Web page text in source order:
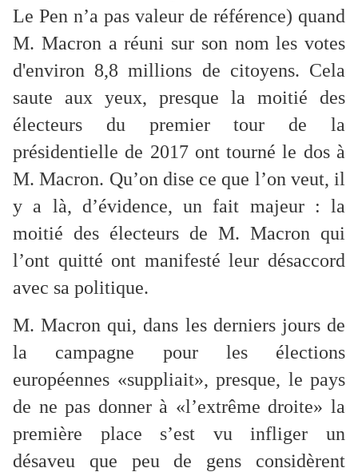
Le Pen n’a pas valeur de référence) quand
M. Macron a réuni sur son nom les votes
d'environ 8,8 millions de citoyens. Cela
saute aux yeux, presque la moitié des
électeurs du premier tour de la
présidentielle de 2017 ont tourné le dos à
M. Macron. Qu’on dise ce que l’on veut, il
y a là, d’évidence, un fait majeur : la
moitié des électeurs de M. Macron qui
l’ont quitté ont manifesté leur désaccord
avec sa politique.
M. Macron qui, dans les derniers jours de
la campagne pour les élections
européennes «suppliait», presque, le pays
de ne pas donner à «l’extrême droite» la
première place s’est vu infliger un
désaveu que peu de gens considèrent